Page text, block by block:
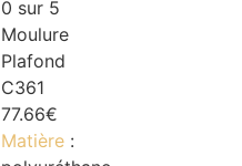
0 sur 5
Moulure
Plafond
C361
77.66€
Matière :